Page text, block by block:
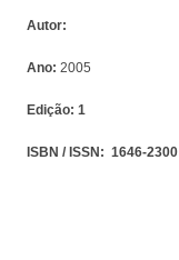
Autor:
Ano: 2005
Edição: 1
ISBN / ISSN: 1646-2300